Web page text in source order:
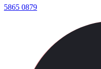
5865 0879